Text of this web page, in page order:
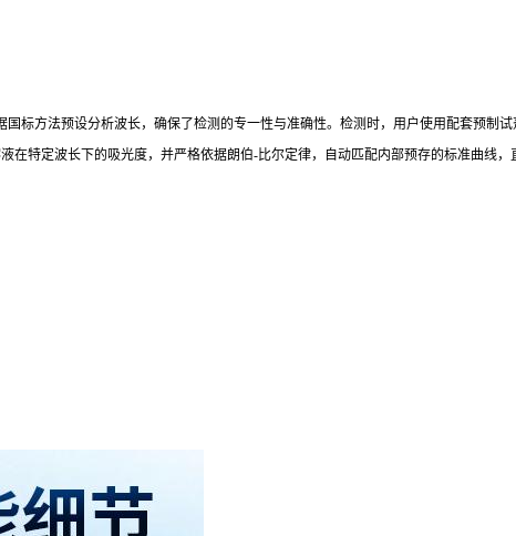
标方法预设分析波长，确保了检测的专一性与准确性。检测时，用户使用配套预制
特定波长下的吸光度，并严格依据朗伯-比尔定律，自动匹配内部预存的标准曲线，